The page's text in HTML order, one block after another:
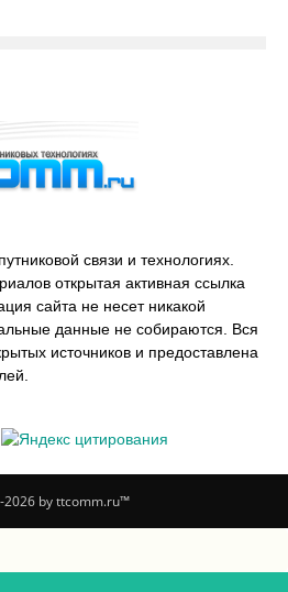
связи и технологиях.
открытая активная ссылка
сайта не несет никакой
данные не собираются. Вся
источников и предоставлена
by ttcomm.ru™